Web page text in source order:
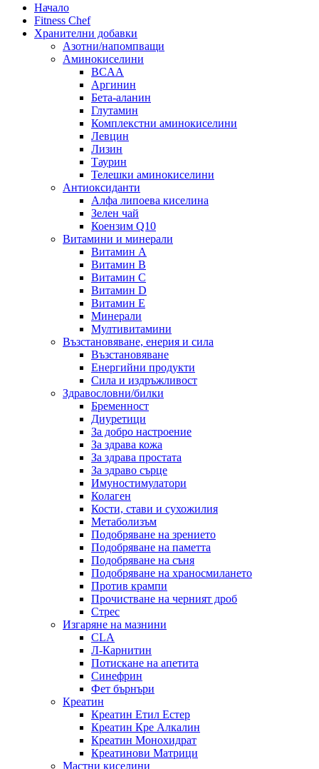
Начало
Fitness Chef
Хранителни добавки
Азотни/напомпващи
Аминокиселини
BCAA
Аргинин
Бета-аланин
Глутамин
Комплекстни аминокиселини
Левцин
Лизин
Таурин
Телешки аминокиселини
Антиоксиданти
Алфа липоева киселина
Зелен чай
Коензим Q10
Витамини и минерали
Витамин А
Витамин B
Витамин C
Витамин D
Витамин E
Минерали
Мултивитамини
Възстановяване, енерия и сила
Възстановяване
Енергийни продукти
Сила и издръжливост
Здравословни/билки
Бременност
Диуретици
За добро настроение
За здрава кожа
За здрава простата
За здраво сърце
Имуностимулатори
Колаген
Кости, стави и сухожилия
Метаболизъм
Подобряване на зрението
Подобряване на паметта
Подобряване на съня
Подобряване на храносмилането
Против крампи
Прочистване на черният дроб
Стрес
Изгаряне на мазнини
CLA
Л-Карнитин
Потискане на апетита
Синефрин
Фет бърнъри
Креатин
Креатин Етил Естер
Креатин Кре Алкалин
Креатин Монохидрат
Креатинови Матрици
Мастни киселини